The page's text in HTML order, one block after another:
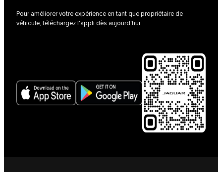
Pour améliorer votre expérience en tant que propriétaire de
véhicule, téléchargez l'appli dès aujourd'hui.